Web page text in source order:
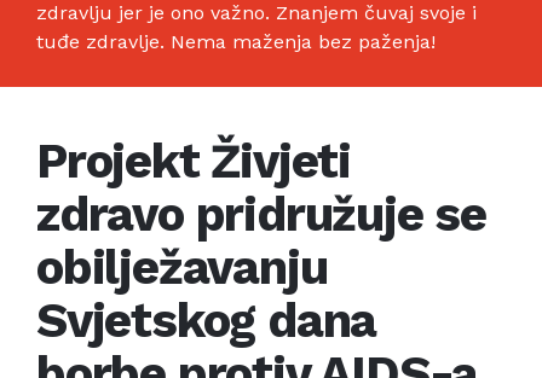
zdravlju jer je ono važno. Znanjem čuvaj svoje i
tuđe zdravlje. Nema maženja bez paženja!
Projekt Živjeti
zdravo pridružuje se
obilježavanju
Svjetskog dana